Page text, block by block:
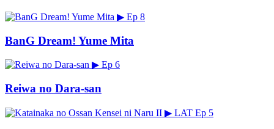
▶ Ep 8
BanG Dream! Yume Mita
▶ Ep 6
Reiwa no Dara-san
▶ LAT Ep 5